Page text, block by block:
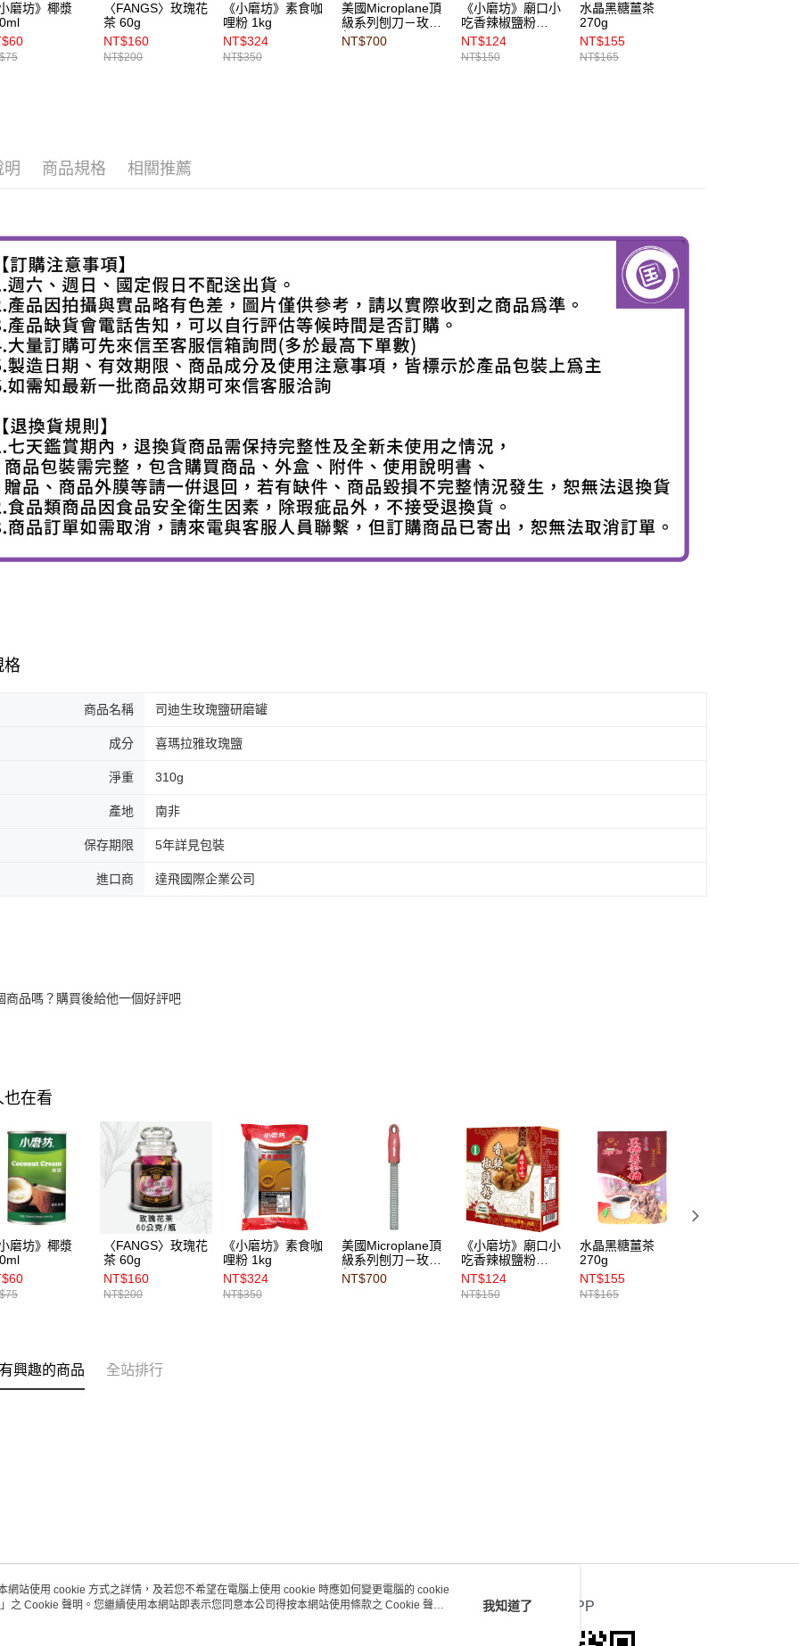
磨坊》椰漿
〈FANGS〉玫瑰花
茶 60g
NT$160
NT$200
《小磨坊》素食咖
哩粉 1kg
NT$324
NT$350
美國Microplane頂
級系列刨刀－玫瑰
紅（ MP46123）
NT$700
《小磨坊》廟口小
吃香辣椒鹽粉
600g
NT$124
NT$150
水晶黑糖薑茶
270g
NT$155
NT$165
明 商品規格 相關推薦
格
商品名稱 司迪生玫瑰鹽研磨罐
成分 喜瑪拉雅玫瑰鹽
淨重 310g
產地 南非
保存期限 5年詳見包裝
進口商 達飛國際企業公司
商品嗎？購買後給他一個好評吧
也在看
磨坊》椰漿
〈FANGS〉玫瑰花
茶 60g
NT$160
NT$200
《小磨坊》素食咖
哩粉 1kg
NT$324
NT$350
美國Microplane頂
級系列刨刀－玫瑰
紅（ MP46123）
NT$700
《小磨坊》廟口小
吃香辣椒鹽粉
600g
NT$124
NT$150
水晶黑糖薑茶
270g
NT$155
NT$165
興趣的商品 全站排行
關於我們 客服資訊 官方APP
網站使用 cookie 方式之詳情，及若您不希望在電腦上使用 cookie 時應如何變更電腦的 cookie
」之 Cookie 聲明。您繼續使用本網站即表示您同意本公司得按本網站使用條款之 Cookie 聲明
我知道了